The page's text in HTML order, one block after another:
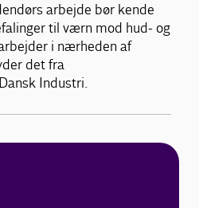
arbejde bør kende
til værn mod hud- og
i nærheden af
det fra
Industri.